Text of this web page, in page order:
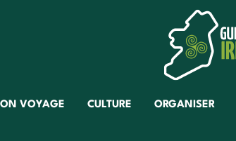
VOYAGE CULTURE ORGANISER